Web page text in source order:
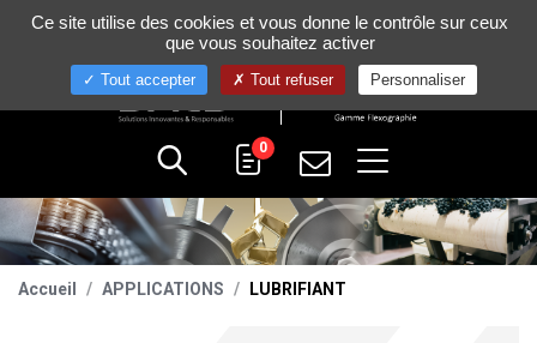
+33 (0)4 75 58 80 10
0
Accueil APPLICATIONS LUBRIFIANT
Gestion de vos préférences sur les cookies
Ce site utilise des cookies et vous donne le contrôle sur ceux
que vous souhaitez activer
Tout accepter Tout refuser Personnaliser